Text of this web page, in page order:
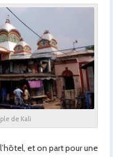
de Kali
et on part pour une